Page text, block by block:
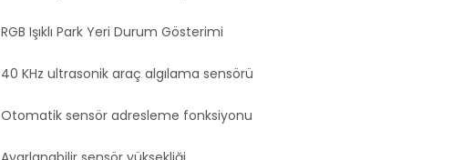
RGB Işıklı Park Yeri Durum Gösterimi
40 KHz ultrasonik araç algılama sensörü
Otomatik sensör adresleme fonksiyonu